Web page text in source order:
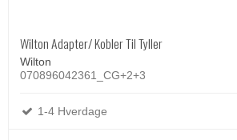
Wilton Adapter/ Kobler Til Tyller
Wilton
070896042361_CG+2+3
1-4 Hverdage